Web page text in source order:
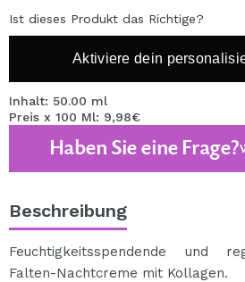
Ist dieses Produkt das Richtige?
Aktiviere dein
Inhalt: 50.00 ml
Preis x 100 Ml: 9,98€
Haben Sie eine Frage?
Beschreibung
Feuchtigkeitsspendende und
Falten-Nachtcreme mit Kollagen.